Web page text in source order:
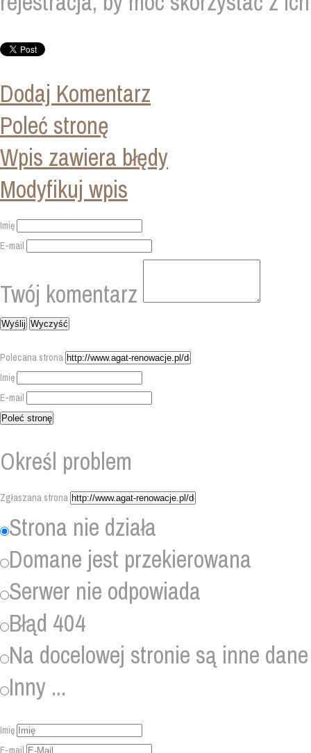
Dodaj Komentarz
Poleć stronę
Wpis zawiera błędy
Modyfikuj wpis
Imię
E-mail
Twój komentarz
Polecana strona
Imię
E-mail
Określ problem
Zgłaszana strona
Strona nie działa
Domane jest przekierowana
Serwer nie odpowiada
Błąd 404
Na docelowej stronie są inne dane
Inny ...
Imię
E-mail